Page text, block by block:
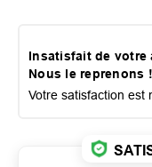
Insatisfait de votre
Nous le reprenons !
Votre satisfaction est